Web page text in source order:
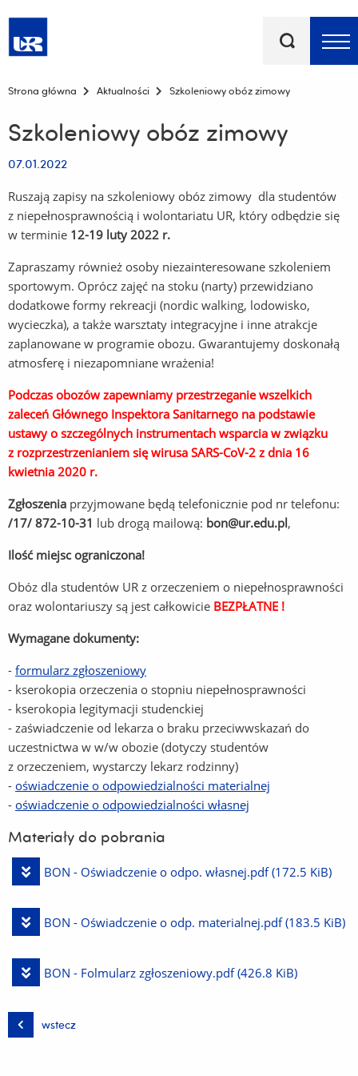
kluczowe
Menu - górna belka
Strona główna Aktualności Szkoleniowy obóz zimowy
Szkoleniowy obóz zimowy
07.01.2022
Ruszają zapisy na szkoleniowy obóz zimowy dla studentów
z niepełnosprawnością i wolontariatu UR, który odbędzie się
w terminie 12-19 luty 2022 r.
Zapraszamy również osoby niezainteresowane szkoleniem
sportowym. Oprócz zajęć na stoku (narty) przewidziano
dodatkowe formy rekreacji (nordic walking, lodowisko,
wycieczka), a także warsztaty integracyjne i inne atrakcje
zaplanowane w programie obozu. Gwarantujemy doskonałą
atmosferę i niezapomniane wrażenia!
Podczas obozów zapewniamy przestrzeganie wszelkich
zaleceń Głównego Inspektora Sanitarnego na podstawie
ustawy o szczególnych instrumentach wsparcia w związku
z rozprzestrzenianiem się wirusa SARS-CoV-2 z dnia 16
kwietnia 2020 r.
Zgłoszenia przyjmowane będą telefonicznie pod nr telefonu:
/17/ 872-10-31 lub drogą mailową: bon@ur.edu.pl,
Ilość miejsc ograniczona!
Obóz dla studentów UR z orzeczeniem o niepełnosprawności
oraz wolontariuszy są jest całkowicie BEZPŁATNE !
Wymagane dokumenty:
- formularz zgłoszeniowy
- kserokopia orzeczenia o stopniu niepełnosprawności
- kserokopia legitymacji studenckiej
- zaświadczenie od lekarza o braku przeciwwskazań do
uczestnictwa w w/w obozie (dotyczy studentów
z orzeczeniem, wystarczy lekarz rodzinny)
- oświadczenie o odpowiedzialności materialnej
- oświadczenie o odpowiedzialności własnej
Materiały do pobrania
Pobierz
BON - Oświadczenie o odpo. własnej.pdf (172.5 KiB)
Pobierz
BON - Oświadczenie o odp. materialnej.pdf (183.5 KiB)
Pobierz
BON - Folmularz zgłoszeniowy.pdf (426.8 KiB)
wstecz